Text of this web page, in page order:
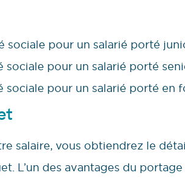
sociale pour un salarié porté
sociale pour un salarié porté
sociale pour un salarié porté en
salaire, vous obtiendrez le
L’un des avantages du